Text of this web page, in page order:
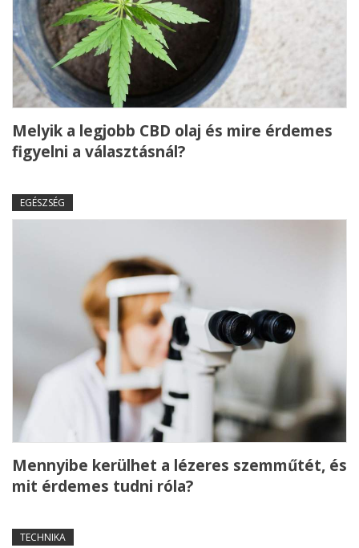
Melyik a legjobb CBD olaj és mire érdemes
figyelni a választásnál?
EGÉSZSÉG
Mennyibe kerülhet a lézeres szemműtét, és
mit érdemes tudni róla?
TECHNIKA